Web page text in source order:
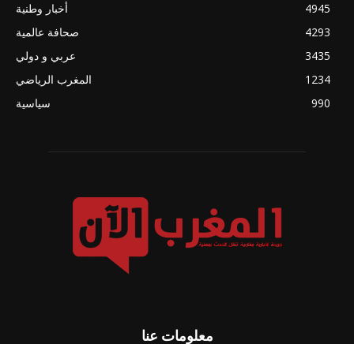
أخبار وطنية
4945
صحافة عالمية
4293
عربي و دولي
3435
المغرب الرياضي
1234
سياسية
990
معلومات عنا